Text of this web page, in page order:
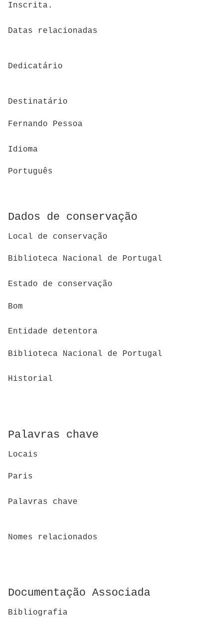
Inscrita.
Datas relacionadas
Dedicatário
Destinatário
Fernando Pessoa
Idioma
Português
Dados de conservação
Local de conservação
Biblioteca Nacional de Portugal
Estado de conservação
Bom
Entidade detentora
Biblioteca Nacional de Portugal
Historial
Palavras chave
Locais
Paris
Palavras chave
Nomes relacionados
Documentação Associada
Bibliografia